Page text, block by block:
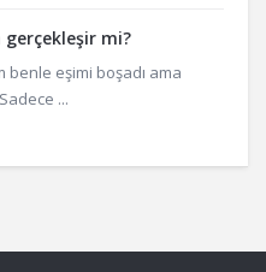
mi?
benle eşimi boşadı ama
...